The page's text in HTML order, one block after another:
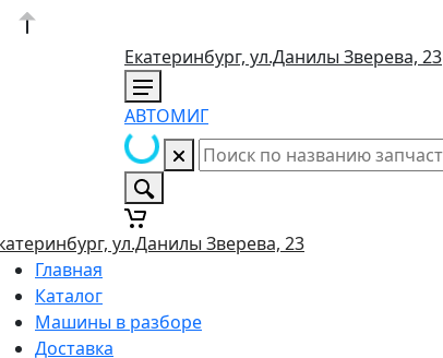
Екатеринбург, ул.Данилы Зверева, 23
АВТОМИГ
ул.Данилы Зверева, 23
Главная
Каталог
Машины в разборе
Доставка